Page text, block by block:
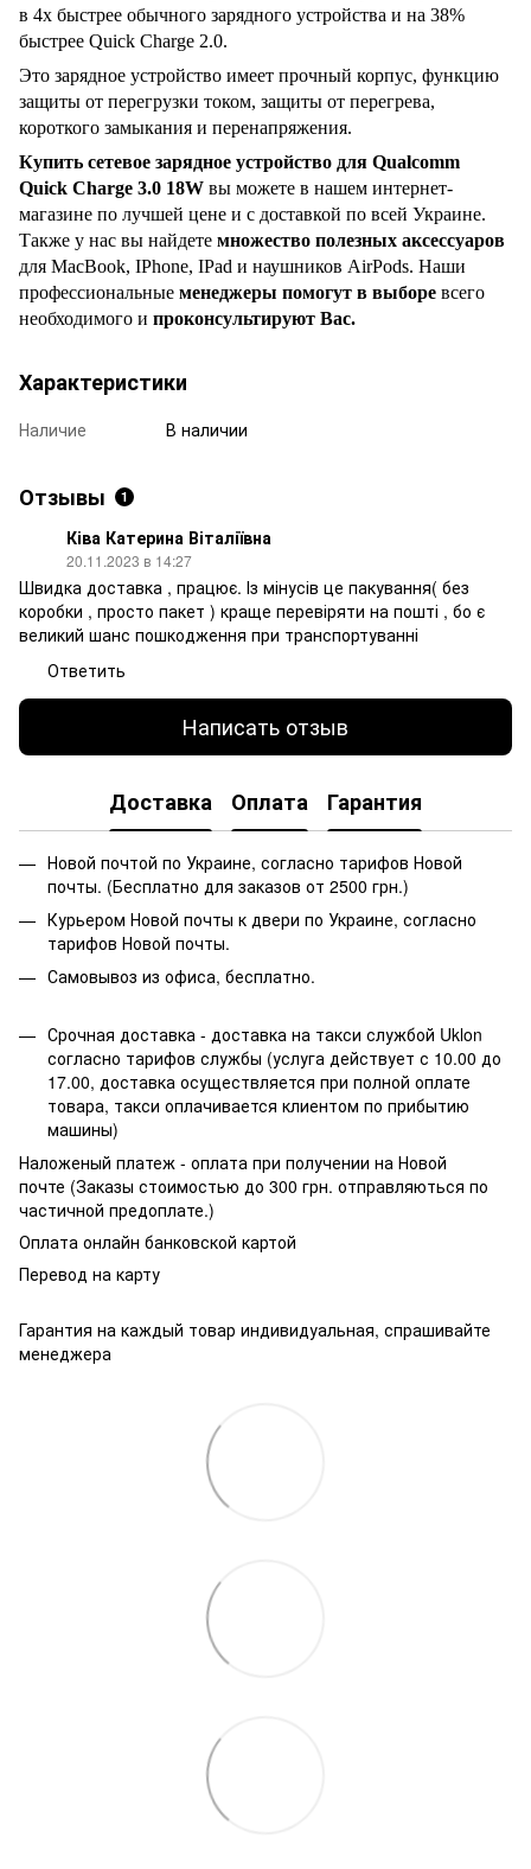
в 4x быстрее обычного зарядного устройства и на 38%
быстрее Quick Charge 2.0.
Это зарядное устройство имеет прочный корпус, функцию
защиты от перегрузки током, защиты от перегрева,
короткого замыкания и перенапряжения.
Купить сетевое зарядное устройство для Qualcomm
Quick Charge 3.0 18W вы можете в нашем интернет-
магазине по лучшей цене и с доставкой по всей Украине.
Также у нас вы найдете множество полезных аксессуаров
для MacBook, IPhone, IPad и наушников AirPods. Наши
профессиональные менеджеры помогут в выборе всего
необходимого и проконсультируют Вас.
Характеристики
Наличие В наличии
Отзывы 1
Ківа Катерина Віталіївна
20.11.2023 в 14:27
Швидка доставка , працює. Із мінусів це пакування( без
коробки , просто пакет ) краще перевіряти на пошті , бо є
великий шанс пошкодження при транспортуванні
Ответить
Написать отзыв
Доставка Оплата Гарантия
Новой почтой по Украине, согласно тарифов Новой
почты. (Бесплатно для заказов от 2500 грн.)
Курьером Новой почты к двери по Украине, согласно
тарифов Новой почты.
Самовывоз из офиса, бесплатно.
Срочная доставка - доставка на такси службой Uklon
согласно тарифов службы (услуга действует с 10.00 до
17.00, доставка осуществляется при полной оплате
товара, такси оплачивается клиентом по прибытию
машины)
Наложеный платеж - оплата при получении на Новой
почте (Заказы стоимостью до 300 грн. отправляються по
частичной предоплате.)
Оплата онлайн банковской картой
Перевод на карту
Гарантия на каждый товар индивидуальная, спрашивайте
менеджера